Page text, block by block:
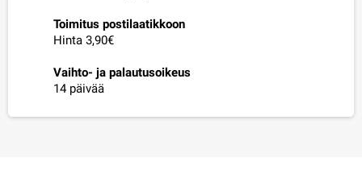
Toimitus postilaatikkoon
Hinta 3,90€
Vaihto- ja palautusoikeus
14 päivää